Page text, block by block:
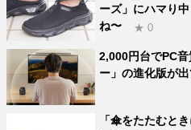
ーズ」にハマり
ね〜
★ 0
2,000円台でPC
ー」の進化版が
「傘をたたむと